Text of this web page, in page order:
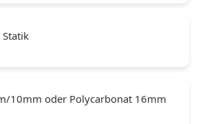
10mm oder Polycarbonat 16mm